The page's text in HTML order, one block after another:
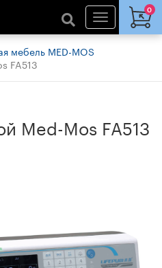
0
мебель MED-MOS
FA513
Med-Mos FA513